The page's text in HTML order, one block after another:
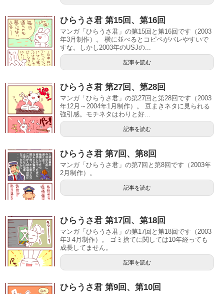
ひらうさ君 第15回、第16回
マンガ「ひらうさ君」の第15回と第16回です（2003
年3月制作）。 横に並べるとコピペがバレやすいで
すな。しかし2003年のUSJの...
記事を読む
ひらうさ君 第27回、第28回
マンガ「ひらうさ君」の第27回と第28回です（2003
年12月～2004年1月制作）。 豆まきネタに見られる
強引感。モチネタはわりと好...
記事を読む
ひらうさ君 第7回、第8回
マンガ「ひらうさ君」の第7回と第8回です（2003年
2月制作）。
記事を読む
ひらうさ君 第17回、第18回
マンガ「ひらうさ君」の第17回と第18回です（2003
年3-4月制作）。 ゴミ捨てに関しては10年経っても
成長してません。
記事を読む
ひらうさ君 第9回、第10回